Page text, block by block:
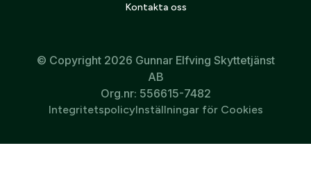
Kontakta oss
© Copyright 2026 Gunnar Elfving Skyttetjänst
AB
Org.nr: 556615-7482
IntegritetspolicyInställningar för Cookies